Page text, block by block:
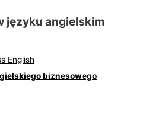
języku angielskim
biznesowego